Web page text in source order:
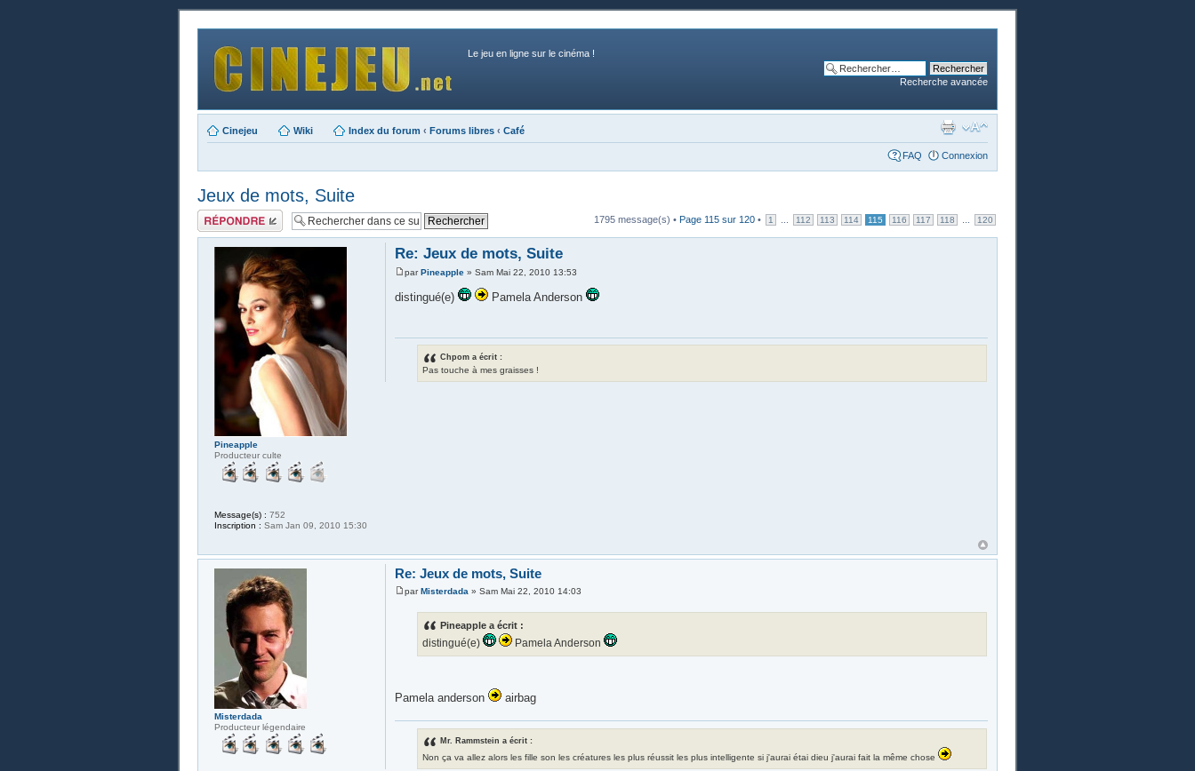
Le jeu en ligne sur le cinéma !
Recherche avancée
Cinejeu Wiki Index du forum ‹ Forums libres ‹ Café
FAQ Connexion
Jeux de mots, Suite
Publier une
réponse
1795 message(s) • Page 115 sur 120 • 1 112 113 114 115 116 117 118 120
Re: Jeux de mots, Suite
parPineapple» Sam Mai 22, 2010 13:53
distingué(e) Pamela Anderson
Chpom a écrit :
Pas touche à mes graisses !
Pineapple
Producteur culte
Message(s) : 752
Inscription : Sam Jan 09, 2010 15:30
Re: Jeux de mots, Suite
parMisterdada » Sam Mai 22, 2010 14:03
Pineapple a écrit :
distingué(e) Pamela Anderson
Pamela anderson airbag
Mr. Rammstein a écrit :
Non ça va allez alors les fille son les créatures les plus réussit les plus intelligente si j'aurai étai dieu j'aurai fait la même chose
Misterdada
Producteur légendaire